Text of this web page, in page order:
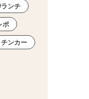
ランチ
ポ
ンカー